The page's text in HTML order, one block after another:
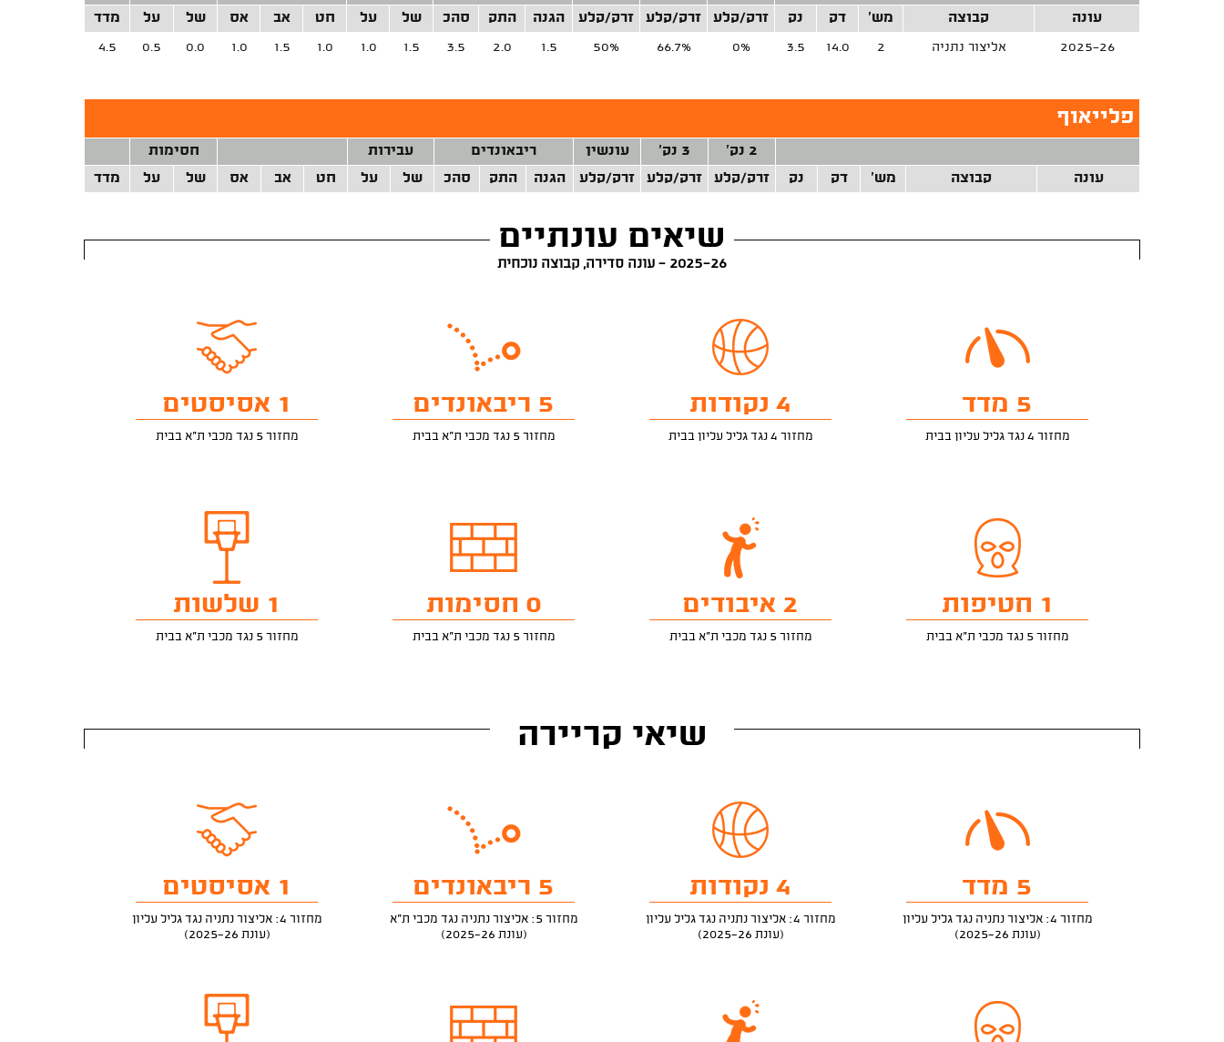
עונה
קבוצה מש' דק נק זרק/קלע זרק/קלע זרק/קלע הגנה התק סהכ של על חט אב אס של על מדד
2025-26 אליצור נתניה 2
14.0
3.5
0%
66.7%
50%
1.5
2.0
3.5
1.5
1.0
1.0
1.5
1.0
0.0
0.5
4.5
פלייאוף
2 נק' 3 נק' עונשין ריבאונדים עבירות
חסימות
עונה
קבוצה מש' דק נק זרק/קלע זרק/קלע זרק/קלע הגנה התק סהכ של על חט אב אס של על מדד
שיאים עונתיים
2025-26 - עונה סדירה, קבוצה נוכחית
5 מדד
מחזור 4 נגד גליל עליון בבית
4 נקודות
מחזור 4 נגד גליל עליון בבית
5 ריבאונדים
מחזור 5 נגד מכבי ת"א בבית
1 אסיסטים
מחזור 5 נגד מכבי ת"א בבית
1 חטיפות
מחזור 5 נגד מכבי ת"א בבית
2 איבודים
מחזור 5 נגד מכבי ת"א בבית
0 חסימות
מחזור 5 נגד מכבי ת"א בבית
1 שלשות
מחזור 5 נגד מכבי ת"א בבית
שיאי קריירה
5 מדד
מחזור 4: אליצור נתניה נגד גליל עליון
(עונת 2025-26)
4 נקודות
מחזור 4: אליצור נתניה נגד גליל עליון
(עונת 2025-26)
5 ריבאונדים
מחזור 5: אליצור נתניה נגד מכבי ת"א
(עונת 2025-26)
1 אסיסטים
מחזור 4: אליצור נתניה נגד גליל עליון
(עונת 2025-26)